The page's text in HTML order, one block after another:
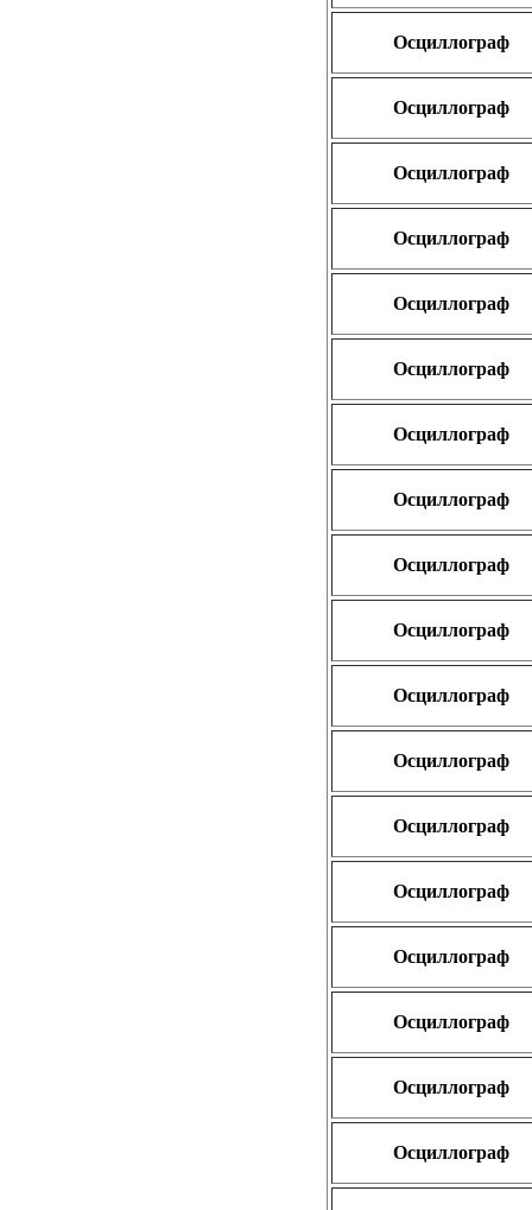
Осциллограф
Осциллограф
Осциллограф
Осциллограф
Осциллограф
Осциллограф
Осциллограф
Осциллограф
Осциллограф
Осциллограф
Осциллограф
Осциллограф
Осциллограф
Осциллограф
Осциллограф
Осциллограф
Осциллограф
Осциллограф